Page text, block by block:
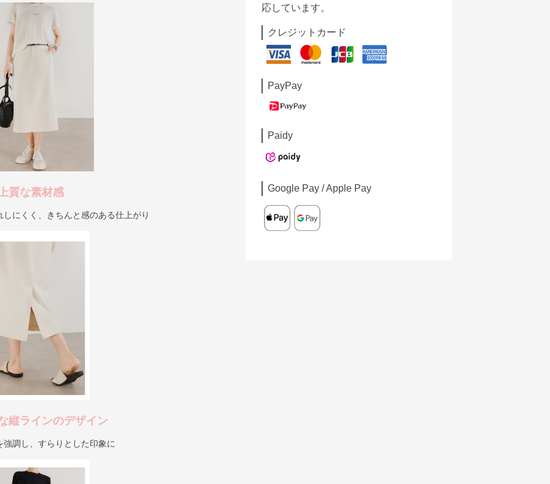
質な素材感
にくく、きちんと感のある仕上がり
縦ラインのデザイン
調し、すらりとした印象に
応しています。
クレジットカード
PayPay
Paidy
Google Pay / Apple Pay